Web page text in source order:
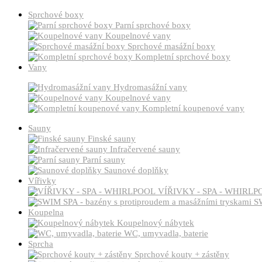
Sprchové boxy
Parní sprchové boxy
Koupelnové vany
Sprchové masážní boxy
Kompletní sprchové boxy
Vany
Hydromasážní vany
Koupelnové vany
Kompletní koupenové vany
Sauny
Finské sauny
Infračervené sauny
Parní sauny
Saunové doplňky
Vířivky
VÍŘIVKY - SPA -
Koupelna
Koupelnový nábytek
WC, umyvadla, baterie
Sprcha
Sprchové kouty + zástěny